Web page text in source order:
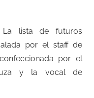
La lista de futuros
por el staff de
por el
y la vocal de